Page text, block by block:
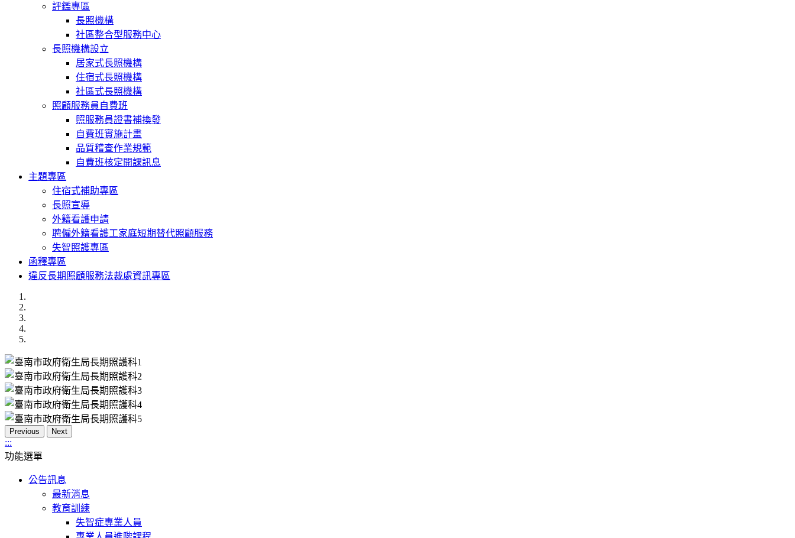
評鑑專區
長照機構
社區整合型服務中心
長照機構設立
居家式長照機構
住宿式長照機構
社區式長照機構
照顧服務員自費班
照服務員證書補換發
自費班實施計畫
品質稽查作業規範
自費班核定開課訊息
主題專區
住宿式補助專區
長照宣導
外籍看護申請
聘僱外籍看護工家庭短期替代照顧服務
失智照護專區
函釋專區
違反長期照顧服務法裁處資訊專區
Previous Next
:::
功能選單
公告訊息
最新消息
教育訓練
失智症專業人員